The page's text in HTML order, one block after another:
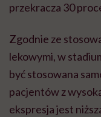
przekracza 30
Zgodnie ze
lekowymi, w
być stosowana
pacjentów z
ekspresja jest